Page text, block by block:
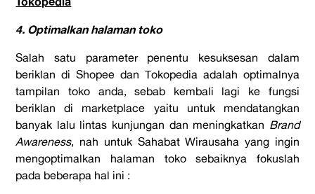
4. Optimalkan halaman toko
Salah satu parameter penentu kesuksesan dalam
beriklan di Shopee dan Tokopedia adalah optimalnya
tampilan toko anda, sebab kembali lagi ke fungsi
beriklan di marketplace yaitu untuk mendatangkan
banyak lalu lintas kunjungan dan meningkatkan Brand
Awareness, nah untuk Sahabat Wirausaha yang ingin
mengoptimalkan halaman toko sebaiknya fokuslah
pada beberapa hal ini :